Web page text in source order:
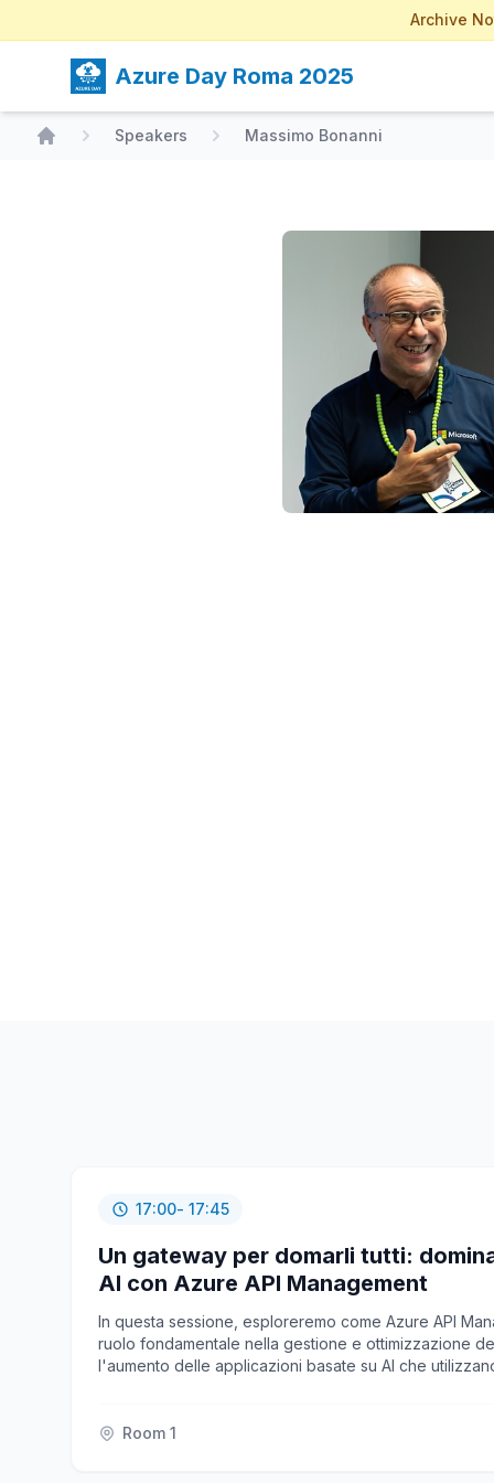
Archive
Azure Day Roma 2025
Speakers Massimo Bonanni
17:00- 17:45
Un gateway per domarli tutti:
AI con Azure API Management
In questa sessione, esploreremo come Azure API
ruolo fondamentale nella gestione e ottimizzazione
l'aumento delle applicazioni basate su AI che
politiche di API Management, come il load balancing, il
Room 1